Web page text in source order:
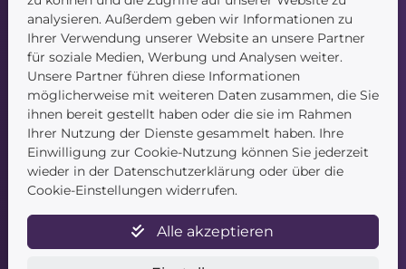
Kontakt
Service
analysieren. Außerdem geben wir Informationen zu
Ihrer Verwendung unserer Website an unsere Partner
für soziale Medien, Werbung und Analysen weiter.
Unsere Partner führen diese Informationen
möglicherweise mit weiteren Daten zusammen, die Sie
ihnen bereit gestellt haben oder die sie im Rahmen
Ihrer Nutzung der Dienste gesammelt haben. Ihre
Einwilligung zur Cookie-Nutzung können Sie jederzeit
wieder in der Datenschutzerklärung oder über die
Cookie-Einstellungen widerrufen.
Alle akzeptieren